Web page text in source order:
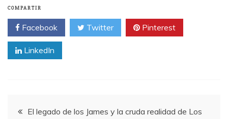
COMPARTIR
Facebook Twitter Pinterest
LinkedIn
Navegación
El legado de los James y la cruda realidad de Los